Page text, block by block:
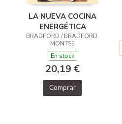
LA NUEVA COCINA
ENERGÉTICA
BRADFORD / BRADFORD,
MONTSE
En stock
20,19 €
Comprar